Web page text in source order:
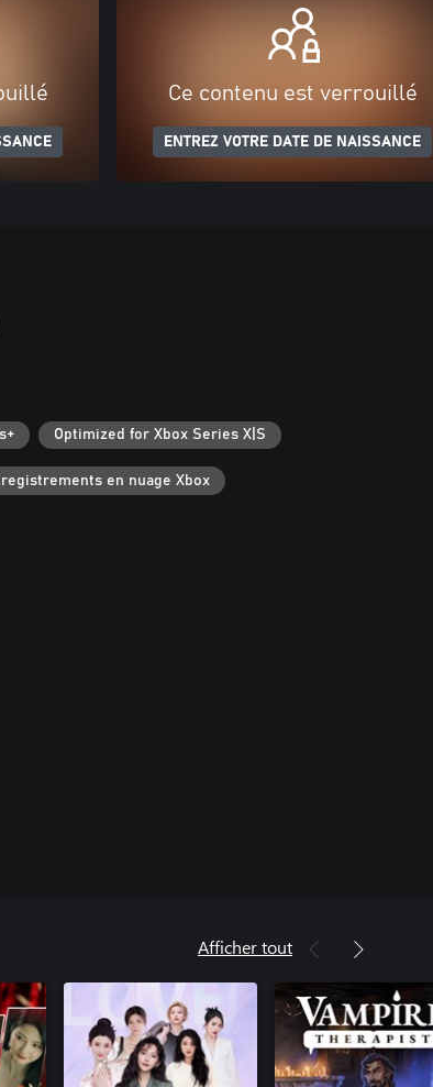
Ce contenu est verrouillé
ENTREZ VOTRE DATE DE NAISSANCE
Optimized for Xbox Series X|S
en nuage Xbox
Afficher tout